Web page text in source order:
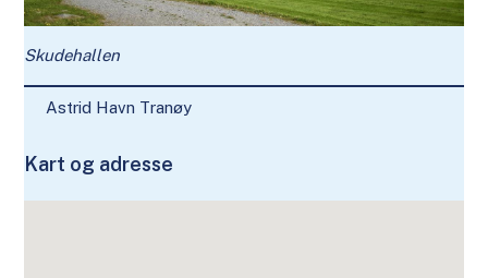
Skudehallen
Astrid Havn Tranøy
Kart og adresse